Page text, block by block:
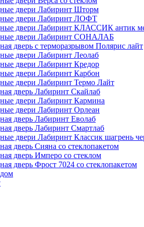
двери Лабиринт Шторм
двери Лабиринт ЛОФТ
двери Лабиринт КЛАССИК антик
двери Лабиринт СОНАЛАБ
дверь с терморазрывом Полярис лайт
двери Лабиринт Леолаб
двери Лабиринт Кредор
двери Лабиринт Карбон
двери Лабиринт Термо Лайт
дверь Лабиринт Скайлаб
двери Лабиринт Кармина
двери Лабиринт Орлеан
дверь Лабиринт Еволаб
дверь Лабиринт Смартлаб
двери Лабиринт Классик шагрень
дверь Сияна со стеклопакетом
дверь Имперо со стеклом
дверь Фрост 7024 со стеклопакетом